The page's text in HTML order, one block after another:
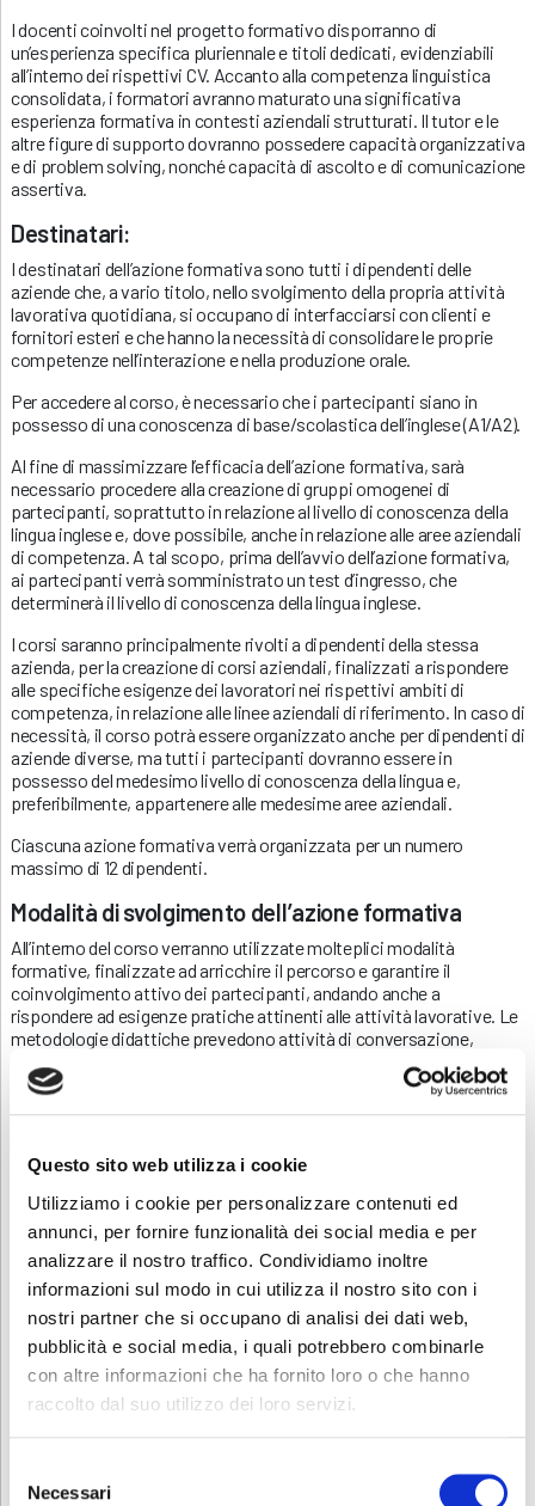
Questo sito web utilizza i cookie
Utilizziamo i cookie per personalizzare contenuti ed
annunci, per fornire funzionalità dei social media e per
analizzare il nostro traffico. Condividiamo inoltre
informazioni sul modo in cui utilizza il nostro sito con i
nostri partner che si occupano di analisi dei dati web,
pubblicità e social media, i quali potrebbero combinarle
con altre informazioni che ha fornito loro o che hanno
raccolto dal suo utilizzo dei loro servizi.
delNecessari
I docenti coinvolti nel progetto formativo disporranno di
un’esperienza specifica pluriennale e titoli dedicati, evidenziabili
all’interno dei rispettivi CV. Accanto alla competenza linguistica
consolidata, i formatori avranno maturato una significativa
esperienza formativa in contesti aziendali strutturati. Il tutor e le
altre figure di supporto dovranno possedere capacità organizzativa
e di problem solving, nonché capacità di ascolto e di comunicazione
assertiva.
Destinatari:
I destinatari dell’azione formativa sono tutti i dipendenti delle
aziende che, a vario titolo, nello svolgimento della propria attività
lavorativa quotidiana, si occupano di interfacciarsi con clienti e
fornitori esteri e che hanno la necessità di consolidare le proprie
competenze nell’interazione e nella produzione orale.
Per accedere al corso, è necessario che i partecipanti siano in
possesso di una conoscenza di base/scolastica dell’inglese (A1/A2).
Al fine di massimizzare l’efficacia dell’azione formativa, sarà
necessario procedere alla creazione di gruppi omogenei di
partecipanti, soprattutto in relazione al livello di conoscenza della
lingua inglese e, dove possibile, anche in relazione alle aree aziendali
di competenza. A tal scopo, prima dell’avvio dell’azione formativa,
ai partecipanti verrà somministrato un test d’ingresso, che
determinerà il livello di conoscenza della lingua inglese.
I corsi saranno principalmente rivolti a dipendenti della stessa
azienda, per la creazione di corsi aziendali, finalizzati a rispondere
alle specifiche esigenze dei lavoratori nei rispettivi ambiti di
competenza, in relazione alle linee aziendali di riferimento. In caso di
necessità, il corso potrà essere organizzato anche per dipendenti di
aziende diverse, ma tutti i partecipanti dovranno essere in
possesso del medesimo livello di conoscenza della lingua e,
preferibilmente, appartenere alle medesime aree aziendali.
Ciascuna azione formativa verrà organizzata per un numero
massimo di 12 dipendenti.
Modalità di svolgimento dell’azione formativa
All’interno del corso verranno utilizzate molteplici modalità
formative, finalizzate ad arricchire il percorso e garantire il
coinvolgimento attivo dei partecipanti, andando anche a
rispondere ad esigenze pratiche attinenti alle attività lavorative. Le
metodologie didattiche prevedono attività di conversazione,
formative verranno analizzati dei casi reali aziendali e si
equilibrio di conoscenze e abilità (queste ultime date
dall’applicazione delle nozioni acquisite) consente il raggiungimento
delle competenze precedentemente indicate: in tal senso,
sottoporre i corsisti all’esecuzione di compiti di realtà rappresenta
un ulteriore efficace metodo per mettere alla prova e
successivamente valutare il loro livello di competenza. I compiti di
realtà dovranno risultare declinati sulle specifiche aree di
appartenenza ed esigenze dei partecipanti.